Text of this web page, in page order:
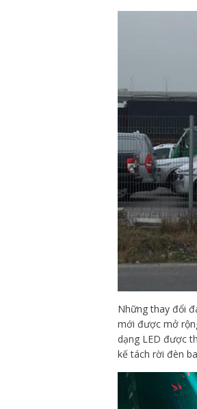
Những thay đổi
mới được mở
dạng LED được
kế tách rời đèn